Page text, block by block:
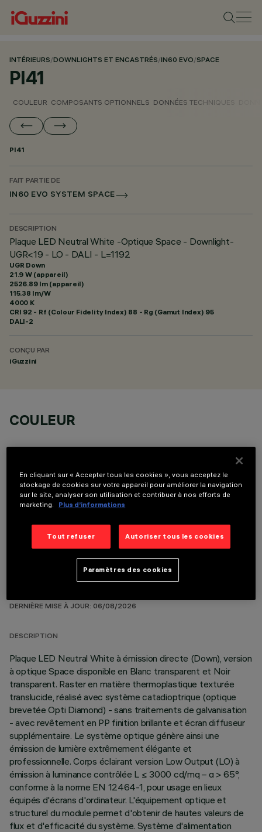
INTÉRIEURS/DOWNLIGHTS ET ENCASTRÉS/IN60 EVO/SPACE
PI41
COULEUR COMPOSANTS OPTIONNELS DONNÉES TECHNIQUES
PI41
FAIT PARTIE DE
IN60 EVO SYSTEM SPACE
DESCRIPTION
Plaque LED Neutral White -Optique Space - Downlight-
UGR<19 - LO - DALI - L=1192
UGR Down
21.9 W (appareil)
2526.89 lm (appareil)
115.38 lm/W
4000 K
CRI 92 - Rf (Colour Fidelity Index) 88 - Rg (Gamut Index) 95
DALI-2
CONÇU PAR
iGuzzini
COULEUR
COMPOSANTS OPTIONNELS
DERNIÈRE MISE À JOUR: 06/08/2026
DESCRIPTION
Plaque LED Neutral White à émission directe (Down), version
à optique Space disponible en Blanc transparent et Noir
transparent. Raster en matière thermoplastique texturée
translucide, réalisé avec système catadioptrique (optique
brevetée Opti Diamond) - sans traitements de galvanisation
- avec revêtement en PP finition brillante et écran diffuseur
supplémentaire. Le système optique génère ainsi une
émission de lumière extrêmement élégante et
professionnelle. Corps éclairant version Low Output (LO) à
émission à luminance contrôlée L ≤ 3000 cd/mq – α > 65°,
conforme à la norme EN 12464-1, pour usage en lieux
équipés d'écrans d'ordinateur. L'équipement optique et
structurel du module permet d'obtenir de hautes valeurs de
flux et d'efficacité du système. Système d'alimentation
En cliquant sur « Accepter tous les cookies », vous acceptez le
stockage de cookies sur votre appareil pour améliorer la navigation
sur le site, analyser son utilisation et contribuer à nos efforts de
marketing.
Plus d’informations
Tout refuser Autoriser tous les cookies
Paramètres des cookies